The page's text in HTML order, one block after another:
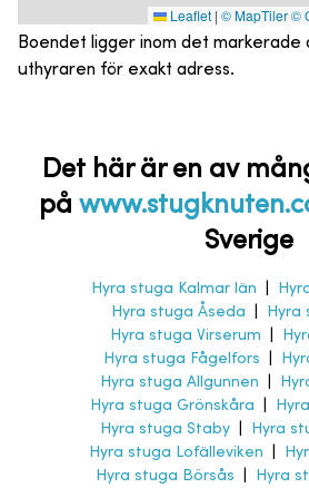
Leaflet | © MapTiler©
Boendet ligger inom det markerade
uthyraren för exakt adress.
Det här är en av
på
Sverige
Hyra stuga Kalmar län
Hyra stuga Åseda
Hyra
Hyra stuga Virserum
Hyra stuga Fågelfors
Hyra stuga Allgunnen
Hyra stuga Grönskåra
Hyra stuga Staby
Hyra
Hyra stuga Lofälleviken
Hyra stuga Börsås
Hyra